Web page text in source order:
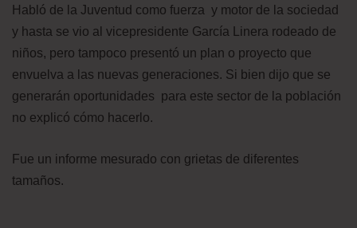
Habló de la Juventud como fuerza y motor de la sociedad
y hasta se vio al vicepresidente García Linera rodeado de
niños, pero tampoco presentó un plan o proyecto que
envuelva a las nuevas generaciones. Si bien dijo que se
generarán oportunidades para este sector de la población
no explicó cómo hacerlo.
Fue un informe mesurado con grietas de diferentes
tamaños.